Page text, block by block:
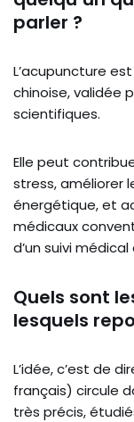
parler ?
L’acupuncture
chinoise, validée
scientifiques.
Elle peut
stress, améliorer
énergétique, et
médicaux
d’un suivi médical
Quels sont
lesquels
L’idée, c’est de
français) circule
très précis,